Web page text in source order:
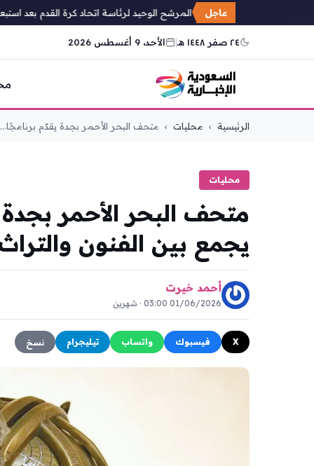
عاجل
بدر الرزيزاء المرشح الوحيد لرئاسة اتحاد كرة القدم بعد
٢٤ صفر ١٤٤٨ هـ | الأحد، 9 أغسطس 2026
الرئيسية › محليات › متحف البحر الأحمر بجدة يقدّم برنامجًا...
محليات
متحف البحر الأحمر بجدة
يجمع بين الفنون
أحمد خيرت
01/06/2026 03:00 · شهرين
X فيسبوك واتساب تيليجرام نسخ